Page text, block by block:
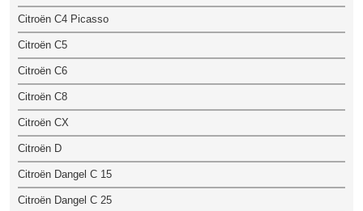
Citroën C4 Picasso
Citroën C5
Citroën C6
Citroën C8
Citroën CX
Citroën D
Citroën Dangel C 15
Citroën Dangel C 25